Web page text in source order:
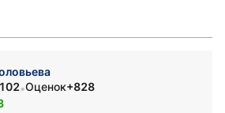
102•Оценок+828